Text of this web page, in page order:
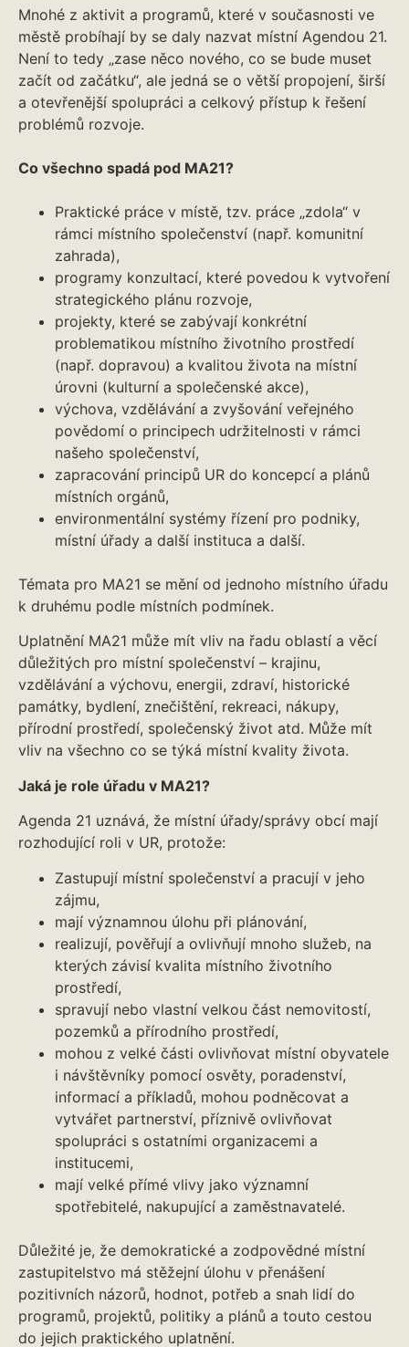
Mnohé z aktivit a programů, které v současnosti ve
městě probíhají by se daly nazvat místní Agendou 21.
Není to tedy „zase něco nového, co se bude muset
začít od začátku“, ale jedná se o větší propojení, širší
a otevřenější spolupráci a celkový přístup k řešení
problémů rozvoje.
Co všechno spadá pod MA21?
Praktické práce v místě, tzv. práce „zdola“ v
rámci místního společenství (např. komunitní
zahrada),
programy konzultací, které povedou k vytvoření
strategického plánu rozvoje,
projekty, které se zabývají konkrétní
problematikou místního životního prostředí
(např. dopravou) a kvalitou života na místní
úrovni (kulturní a společenské akce),
výchova, vzdělávání a zvyšování veřejného
povědomí o principech udržitelnosti v rámci
našeho společenství,
zapracování principů UR do koncepcí a plánů
místních orgánů,
environmentální systémy řízení pro podniky,
místní úřady a další instituca a další.
Témata pro MA21 se mění od jednoho místního úřadu
k druhému podle místních podmínek.
Uplatnění MA21 může mít vliv na řadu oblastí a věcí
důležitých pro místní společenství – krajinu,
vzdělávání a výchovu, energii, zdraví, historické
památky, bydlení, znečištění, rekreaci, nákupy,
přírodní prostředí, společenský život atd. Může mít
vliv na všechno co se týká místní kvality života.
Jaká je role úřadu v MA21?
Agenda 21 uznává, že místní úřady/správy obcí mají
rozhodující roli v UR, protože:
Zastupují místní společenství a pracují v jeho
zájmu,
mají významnou úlohu při plánování,
realizují, pověřují a ovlivňují mnoho služeb, na
kterých závisí kvalita místního životního
prostředí,
spravují nebo vlastní velkou část nemovitostí,
pozemků a přírodního prostředí,
mohou z velké části ovlivňovat místní obyvatele
i návštěvníky pomocí osvěty, poradenství,
informací a příkladů, mohou podněcovat a
vytvářet partnerství, příznivě ovlivňovat
spolupráci s ostatními organizacemi a
institucemi,
mají velké přímé vlivy jako významní
spotřebitelé, nakupující a zaměstnavatelé.
Důležité je, že demokratické a zodpovědné místní
zastupitelstvo má stěžejní úlohu v přenášení
pozitivních názorů, hodnot, potřeb a snah lidí do
programů, projektů, politiky a plánů a touto cestou
do jejich praktického uplatnění.